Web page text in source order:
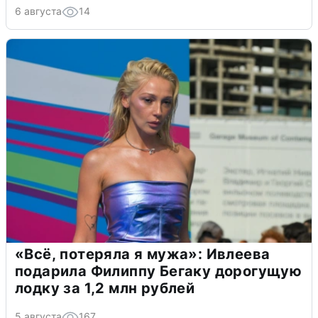
6 августа 14
«Всё, потеряла я мужа»: Ивлеева
подарила Филиппу Бегаку дорогущую
лодку за 1,2 млн рублей